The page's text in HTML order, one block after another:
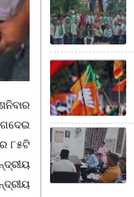
୮୫ଟି